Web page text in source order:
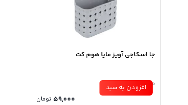
جا اسکاجی آویز مایا هوم کت
موجود در انبار
تومان
افزودن به سبد